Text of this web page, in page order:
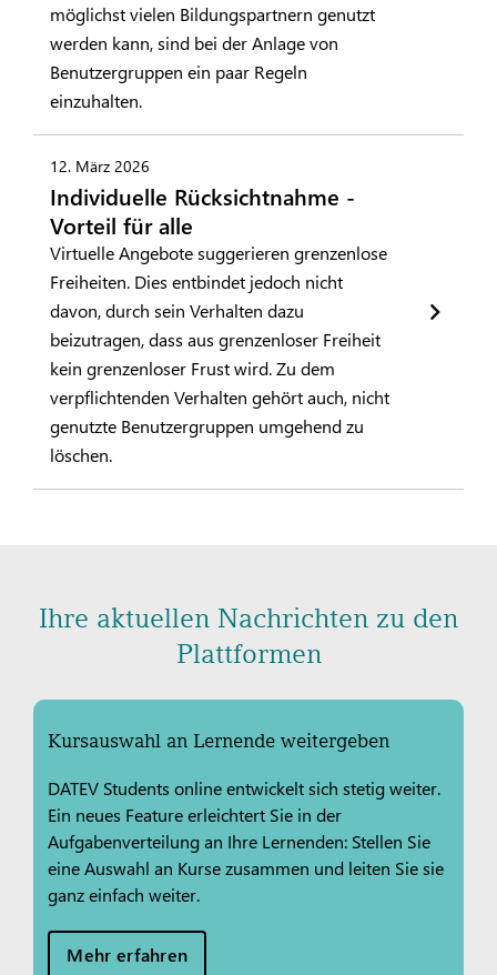
möglichst vielen Bildungspartnern genutzt
werden kann, sind bei der Anlage von
Benutzergruppen ein paar Regeln
einzuhalten.
12. März 2026
Individuelle Rücksichtnahme -
Vorteil für alle
Virtuelle Angebote suggerieren grenzenlose
Freiheiten. Dies entbindet jedoch nicht
davon, durch sein Verhalten dazu
beizutragen, dass aus grenzenloser Freiheit
kein grenzenloser Frust wird. Zu dem
verpflichtenden Verhalten gehört auch, nicht
genutzte Benutzergruppen umgehend zu
löschen.
Ihre aktuellen Nachrichten zu den
Plattformen
Kursauswahl an Lernende weitergeben
DATEV Students online entwickelt sich stetig weiter.
Ein neues Feature erleichtert Sie in der
Aufgabenverteilung an Ihre Lernenden: Stellen Sie
eine Auswahl an Kurse zusammen und leiten Sie sie
ganz einfach weiter.
Mehr erfahren